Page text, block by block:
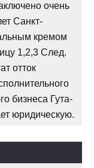
очень
Санкт-
кремом
1,2,3 След.
отток
бизнеса Гута-
юридическую.